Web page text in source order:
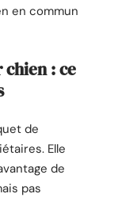
en commun
chien : ce
de
Elle
de
pas